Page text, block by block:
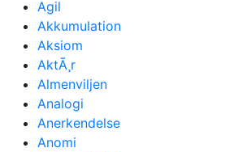
Agil
Akkumulation
Aksiom
AktÃ¸r
Almenviljen
Analogi
Anerkendelse
Anomi